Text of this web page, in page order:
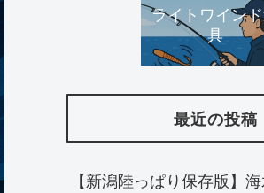
ライトワイン
具
最近の投稿
【新潟陸っぱり保存版】